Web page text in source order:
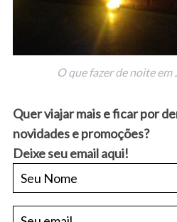
O que fazer de noite em
Quer viajar mais e ficar por
novidades e promoções?
Deixe seu email aqui!